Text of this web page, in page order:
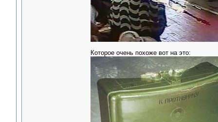
Которое очень похоже вот на это: